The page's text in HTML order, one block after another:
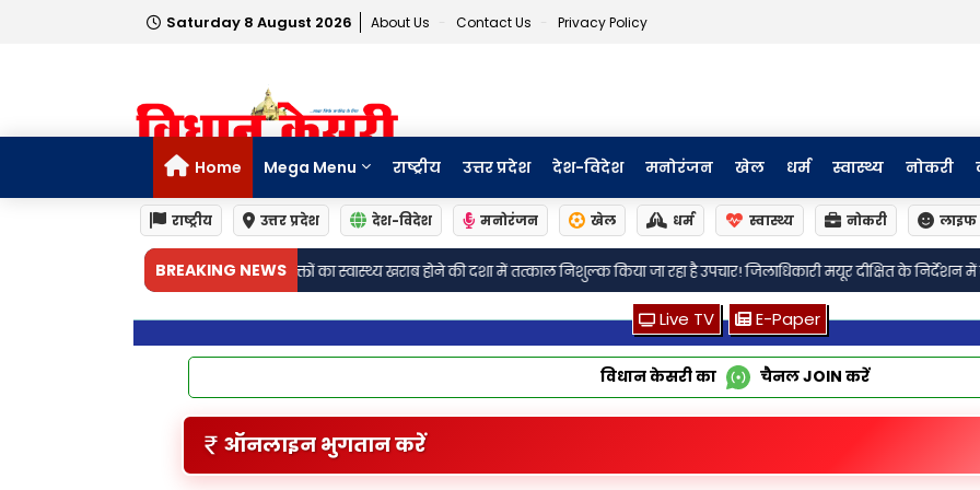
Saturday 8 August 2026 About Us Contact Us Privacy Policy
Home Mega Menu राष्ट्रीय उत्तर प्रदेश देश-विदेश मनोरंजन खेल धर्म स्वास्थ्य नोकरी
राष्ट्रीय उत्तर प्रदेश देश-विदेश मनोरंजन खेल धर्म स्वास्थ्य नोकरी लाइफ
BREAKING NEWS
का स्वास्थ्य खराब होने की दशा में तत्काल निशुल्क किया जा रहा है उपचार! जिलाधिकारी मयूर दीक्षित के निर्देशन में स्वास्थ्य विभाग द्वारा शिव भक्तों के उपचार हेतु 32
Live TV E-Paper
विधान केसरी का चैनलJOIN करें
ऑनलाइन भुगतान करें